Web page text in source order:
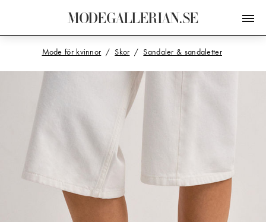
MODEGALLERIAN.SE
Mode för kvinnor Skor Sandaler & sandaletter